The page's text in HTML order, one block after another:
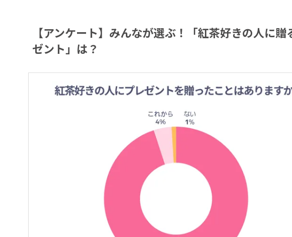
【アンケート】みんなが選ぶ！「紅茶好きの人に贈
ゼント」は？